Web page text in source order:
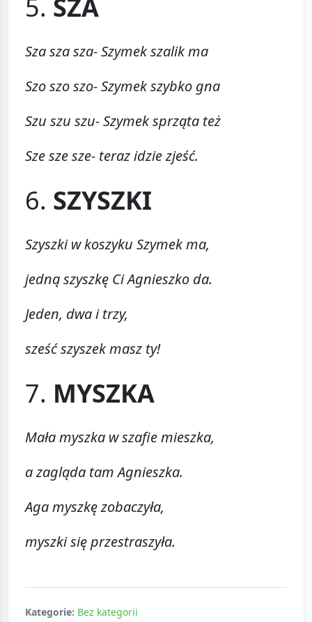
5. SZA
Sza sza sza- Szymek szalik ma
Szo szo szo- Szymek szybko gna
Szu szu szu- Szymek sprząta też
Sze sze sze- teraz idzie zjeść.
6. SZYSZKI
Szyszki w koszyku Szymek ma,
jedną szyszkę Ci Agnieszko da.
Jeden, dwa i trzy,
sześć szyszek masz ty!
7. MYSZKA
Mała myszka w szafie mieszka,
a zagląda tam Agnieszka.
Aga myszkę zobaczyła,
myszki się przestraszyła.
Kategorie: Bez kategorii